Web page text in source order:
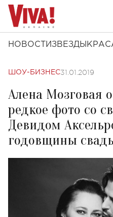
НОВОСТИ ЗВЕЗДЫ
ШОУ-БИЗНЕС31.01.2019
Алена Мозговая
редкое фото со
Девидом
годовщины